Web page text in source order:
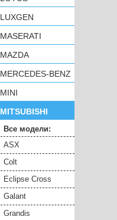
LUXGEN
MASERATI
MAZDA
MERCEDES-BENZ
MINI
MITSUBISHI
Все модели:
ASX
Colt
Eclipse Cross
Galant
Grandis